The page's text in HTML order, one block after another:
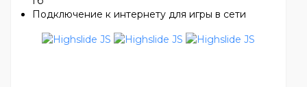
Подключение к интернету для игры в сети